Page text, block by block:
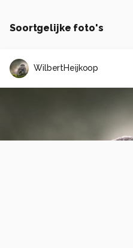
Soortgelijke foto's
WilbertHeijkoop